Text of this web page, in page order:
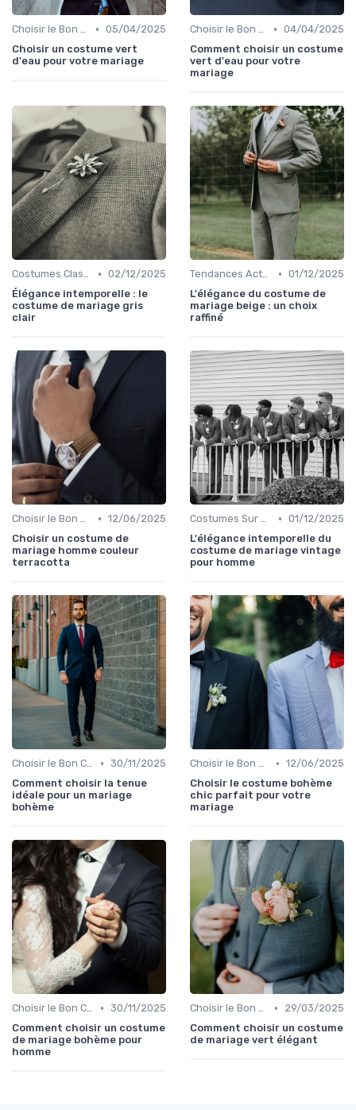
Choisir le Bon Costume • 05/04/2025
Choisir un costume vert
d'eau pour votre mariage
Choisir le Bon Costume • 04/04/2025
Comment choisir un costume
vert d'eau pour votre
mariage
Costumes Classiques • 02/12/2025
Élégance intemporelle : le
costume de mariage gris
clair
Tendances Actuelles • 01/12/2025
L'élégance du costume de
mariage beige : un choix
raffiné
Choisir le Bon Costume • 12/06/2025
Choisir un costume de
mariage homme couleur
terracotta
Costumes Sur Mesure • 01/12/2025
L'élégance intemporelle du
costume de mariage vintage
pour homme
Choisir le Bon Costume • 30/11/2025
Comment choisir la tenue
idéale pour un mariage
bohème
Choisir le Bon Costume • 12/06/2025
Choisir le costume bohème
chic parfait pour votre
mariage
Choisir le Bon Costume • 30/11/2025
Comment choisir un costume
de mariage bohème pour
homme
Choisir le Bon Costume •
29/03/2025
Comment choisir un costume
de mariage vert élégant